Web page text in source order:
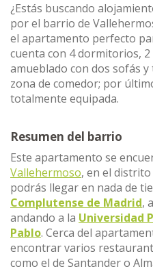
¿Estás buscando
por el barrio de
el apartamento perfecto
cuenta con 4 dormitorios,
amueblado con dos sofás
zona de comedor; por
totalmente equipada.
Resumen del barrio
Este apartamento se
Vallehermoso, en el
podrás llegar en nada de
Complutense de Madrid,
andando a la Universidad
Pablo. Cerca del
encontrar varios
como el de Santander o